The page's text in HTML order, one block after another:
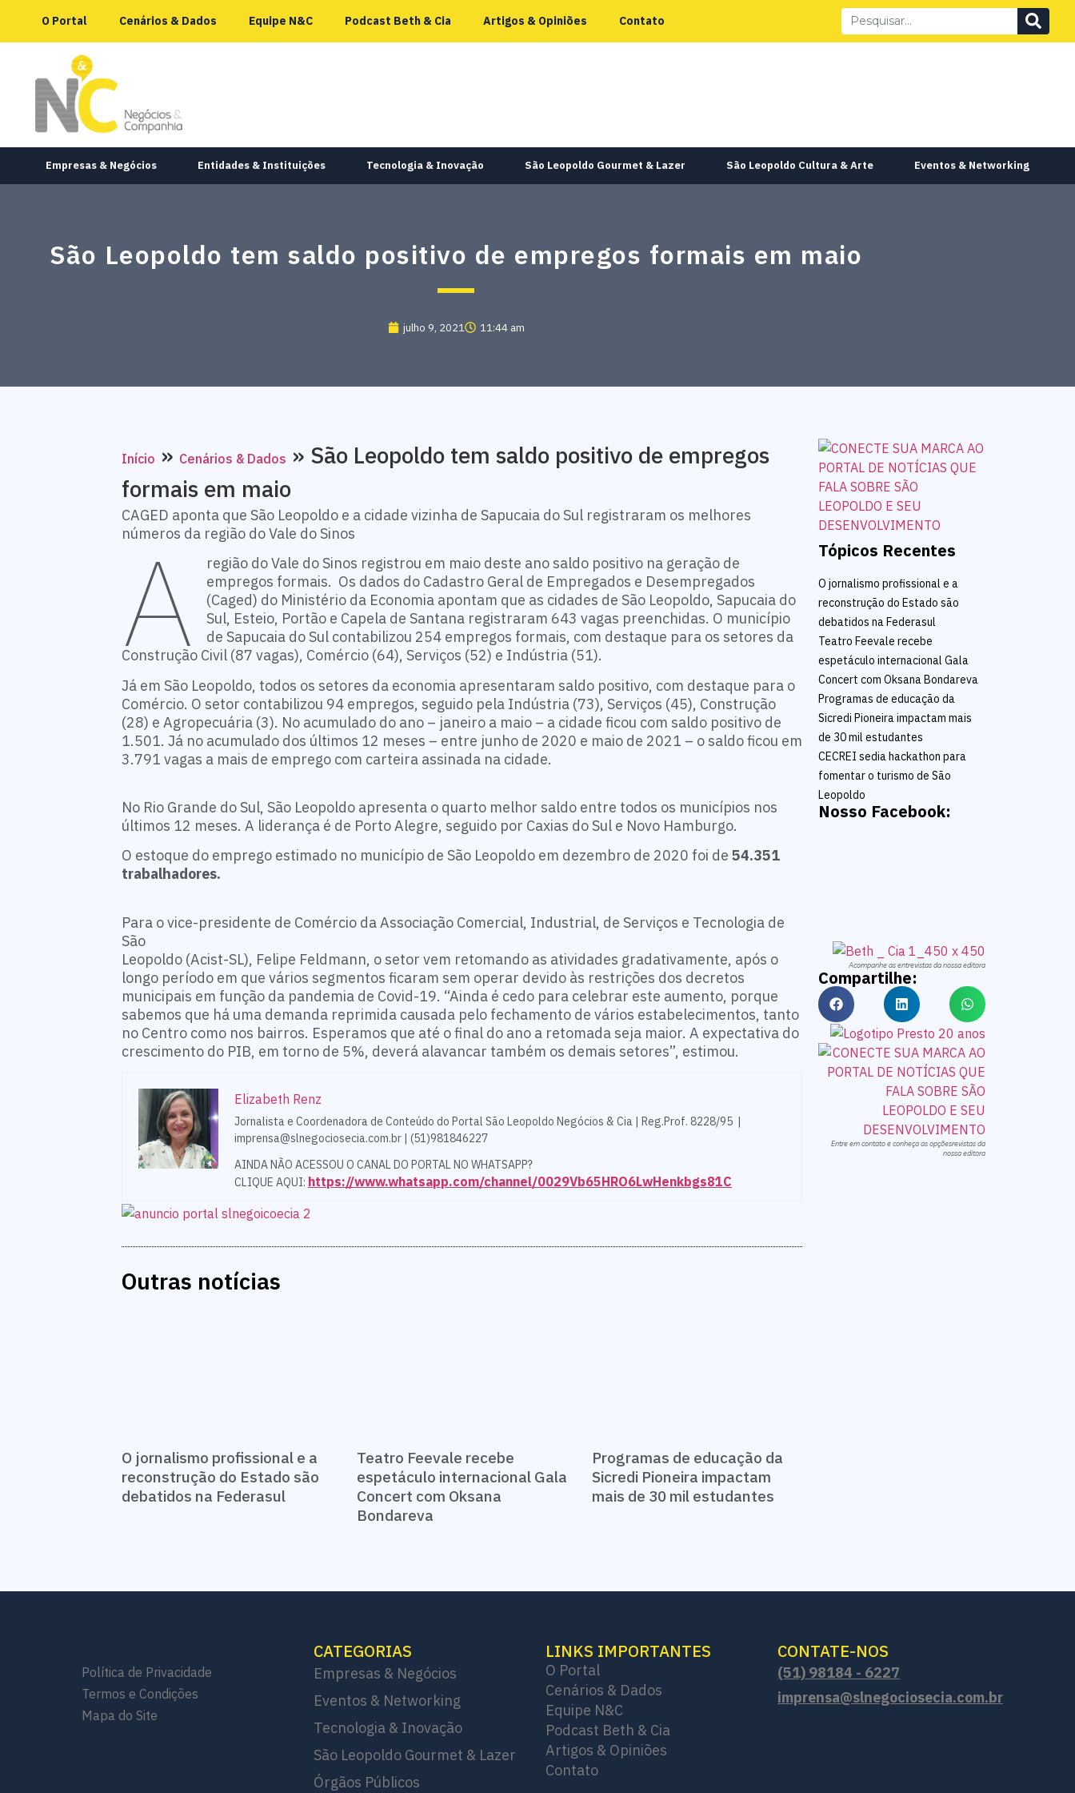
O Portal Cenários & Dados Equipe N&C Podcast Beth & Cia Artigos & Opiniões Contato
Empresas & Negócios Entidades & Instituições Tecnologia & Inovação São Leopoldo Gourmet & Lazer São Leopoldo Cultura & Arte Eventos & Networking
São Leopoldo tem saldo positivo de empregos formais em maio
julho 9, 2021 11:44 am
Início » Cenários & Dados » São Leopoldo tem saldo positivo de empregos
formais em maio
CAGED aponta que São Leopoldo e a cidade vizinha de Sapucaia do Sul registraram os melhores
números da região do Vale do Sinos
A
região do Vale do Sinos registrou em maio deste ano saldo positivo na geração de
empregos formais. Os dados do Cadastro Geral de Empregados e Desempregados
(Caged) do Ministério da Economia apontam que as cidades de São Leopoldo, Sapucaia do
Sul, Esteio, Portão e Capela de Santana registraram 643 vagas preenchidas. O município
de Sapucaia do Sul contabilizou 254 empregos formais, com destaque para os setores da
Construção Civil (87 vagas), Comércio (64), Serviços (52) e Indústria (51).
Já em São Leopoldo, todos os setores da economia apresentaram saldo positivo, com destaque para o
Comércio. O setor contabilizou 94 empregos, seguido pela Indústria (73), Serviços (45), Construção
(28) e Agropecuária (3). No acumulado do ano – janeiro a maio – a cidade ficou com saldo positivo de
1.501. Já no acumulado dos últimos 12 meses – entre junho de 2020 e maio de 2021 – o saldo ficou em
3.791 vagas a mais de emprego com carteira assinada na cidade.
No Rio Grande do Sul, São Leopoldo apresenta o quarto melhor saldo entre todos os municípios nos
últimos 12 meses. A liderança é de Porto Alegre, seguido por Caxias do Sul e Novo Hamburgo.
O estoque do emprego estimado no município de São Leopoldo em dezembro de 2020 foi de 54.351
trabalhadores.
Para o vice-presidente de Comércio da Associação Comercial, Industrial, de Serviços e Tecnologia de
São
Leopoldo (Acist-SL), Felipe Feldmann, o setor vem retomando as atividades gradativamente, após o
longo período em que vários segmentos ficaram sem operar devido às restrições dos decretos
municipais em função da pandemia de Covid-19. “Ainda é cedo para celebrar este aumento, porque
sabemos que há uma demanda reprimida causada pelo fechamento de vários estabelecimentos, tanto
no Centro como nos bairros. Esperamos que até o final do ano a retomada seja maior. A expectativa do
crescimento do PIB, em torno de 5%, deverá alavancar também os demais setores”, estimou.
Elizabeth Renz
Jornalista e Coordenadora de Conteúdo do Portal São Leopoldo Negócios & Cia | Reg.Prof. 8228/95 |
imprensa@slnegociosecia.com.br | (51)981846227
AINDA NÃO ACESSOU O CANAL DO PORTAL NO WHATSAPP?
CLIQUE AQUI: https://www.whatsapp.com/channel/0029Vb65HRO6LwHenkbgs81C
Outras notícias
O jornalismo profissional e a
reconstrução do Estado são
debatidos na Federasul
Teatro Feevale recebe
espetáculo internacional Gala
Concert com Oksana
Bondareva
Programas de educação da
Sicredi Pioneira impactam
mais de 30 mil estudantes
Tópicos Recentes
O jornalismo profissional e a
reconstrução do Estado são
debatidos na Federasul
Teatro Feevale recebe
espetáculo internacional Gala
Concert com Oksana Bondareva
Programas de educação da
Sicredi Pioneira impactam mais
de 30 mil estudantes
CECREI sedia hackathon para
fomentar o turismo de São
Leopoldo
Nosso Facebook:
Acompanhe as entrevistas da nossa editora
Compartilhe:
Entre em contato e conheça as opçõesrevistas da
nossa editora
Política de Privacidade
Termos e Condições
Mapa do Site
CATEGORIAS
Empresas & Negócios
Eventos & Networking
Tecnologia & Inovação
São Leopoldo Gourmet & Lazer
Órgãos Públicos
LINKS IMPORTANTES
O Portal
Cenários & Dados
Equipe N&C
Podcast Beth & Cia
Artigos & Opiniões
Contato
CONTATE-NOS
(51) 98184 - 6227
imprensa@slnegociosecia.com.br